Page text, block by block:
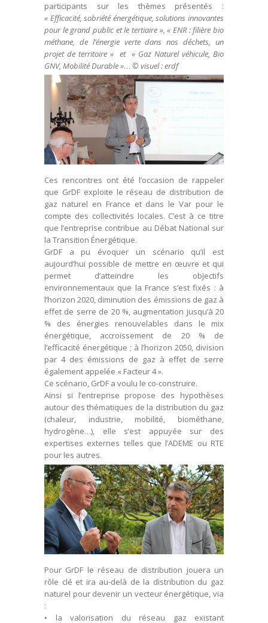
participants sur les thèmes présentés :
« Efficacité, sobriété énergétique, solutions innovantes
pour le grand public et le tertiaire », « ENR : filière bio
méthane, de l’énergie verte dans nos déchets, un
projet de territoire » et « Gaz Naturel véhicule, Bio
GNV, Mobilité Durable »… © visuel : erdf
Ces rencontres ont été l’occasion de rappeler
que GrDF exploite le réseau de distribution de
gaz naturel en France et dans le Var pour le
compte des collectivités locales. C’est à ce titre
que l’entreprise contribue au Débat National sur
la Transition Énergétique.
GrDF a pu évoquer un scénario qu’il est
aujourd’hui possible de mettre en œuvre et qui
permet d’atteindre les objectifs
environnementaux que la France s’est fixés : à
l’horizon 2020, diminution des émissions de gaz à
effet de serre de 20 %, augmentation jusqu’à 20
% des énergies renouvelables dans le mix
énergétique, accroissement de 20 % de
l’efficacité énergétique ; à l’horizon 2050, division
par 4 des émissions de gaz à effet de serre
également appelée « Facteur 4 ».
Ce scénario, GrDF a voulu le co-construire.
Ainsi si l’entreprise propose des hypothèses
autour des thématiques de la distribution du gaz
(chaleur, industrie, mobilité, biométhane,
hydrogène…), elle s’est appuyée sur des
expertises externes telles que l’ADEME ou RTE
pour les autres.
Pour GrDF le réseau de distribution jouera un
rôle clé et ira au-delà de la distribution du gaz
naturel pour devenir un vecteur énergétique, via
:
• la valorisation du réseau gaz existant